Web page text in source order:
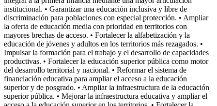
institucional. • Garantizar una educación inclusiva y libre de
discriminación para poblaciones con especial protección. • Ampliar
la oferta de educación media con prioridad en territorios con
mayores brechas de acceso. • Fortalecer la alfabetización y la
educación de jóvenes y adultos en los territorios más rezagados. •
Impulsar la formación para el trabajo y el desarrollo de capacidades
productivas. • Fortalecer la educación superior pública como motor
del desarrollo territorial y nacional. • Reformar el sistema de
financiación educativa para ampliar el acceso a la educación
superior y de posgrado. • Ampliar la infraestructura de la educación
superior pública. • Mejorar la infraestructura educativa y ampliar el